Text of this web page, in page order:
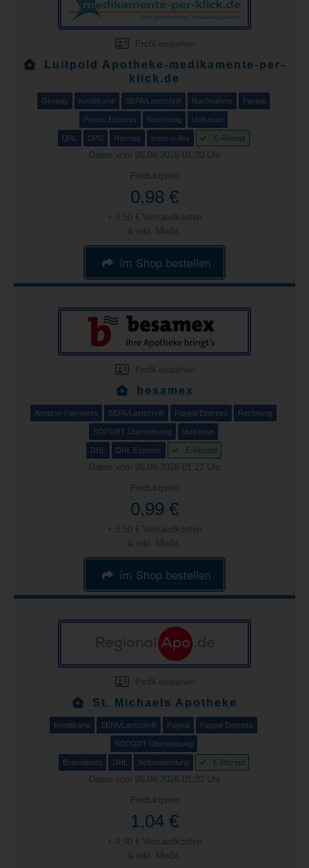
Profil einsehen
Luitpold Apotheke-medikamente-per-
klick.de
Giropay Kreditkarte SEPA/Lastschrift Nachnahme Paypal
Paypal Express Rechnung Vorkasse
DHL DPD Hermes trans-o-flex E-Rezept
Daten vom 06.08.2026 01:30 Uhr
Produktpreis
0,98 €
+ 3,50 € Versandkosten
& inkl. MwSt.
im Shop bestellen
Profil einsehen
besamex
Amazon Payments SEPA/Lastschrift Paypal Express Rechnung
SOFORT Überweisung Vorkasse
DHL DHL Express E-Rezept
Daten vom 06.08.2026 01:22 Uhr
Produktpreis
0,99 €
+ 3,50 € Versandkosten
& inkl. MwSt.
im Shop bestellen
Profil einsehen
St. Michaels Apotheke
Kreditkarte SEPA/Lastschrift Paypal Paypal Express
SOFORT Überweisung
Botendienst DHL Selbstabholung E-Rezept
Daten vom 06.08.2026 01:33 Uhr
Produktpreis
1,04 €
+ 4,90 € Versandkosten
& inkl. MwSt.